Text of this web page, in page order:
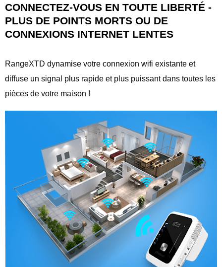
CONNECTEZ-VOUS EN TOUTE LIBERTÉ -
PLUS DE POINTS MORTS OU DE
CONNEXIONS INTERNET LENTES
RangeXTD dynamise votre connexion wifi existante et
diffuse un signal plus rapide et plus puissant dans toutes les
pièces de votre maison !